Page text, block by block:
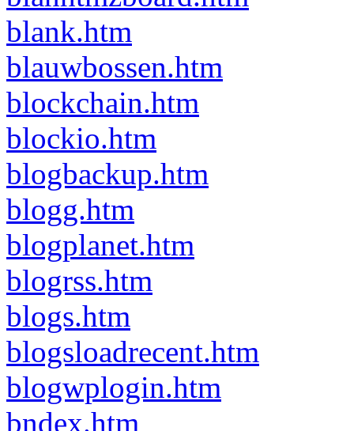
blank.htm
blauwbossen.htm
blockchain.htm
blockio.htm
blogbackup.htm
blogg.htm
blogplanet.htm
blogrss.htm
blogs.htm
blogsloadrecent.htm
blogwplogin.htm
bndex.htm